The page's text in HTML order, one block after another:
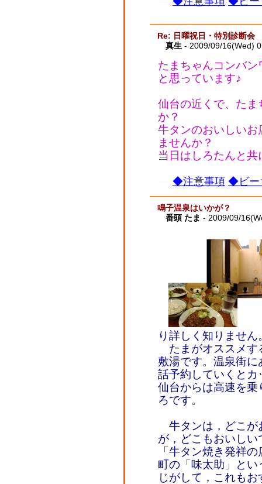
Re: 日曜祝日・特別診断会
真生 - 2009/09/16(Wed)
たまちゃんコンバ
と思っています♪
仙台の近くで、た
か？
牛タンのおいしい
ませんか？
当日はしろたんと共
◆注意事項 ◆ビー
鳴子温泉はいかが？
番頭 たま - 2009/09/
り詳しく知りません
たまがオススメす
敷湯です。温泉街
話予約していくと
仙台からは高速を
ろです。
牛タンは，どこが
が，どこもおいし
「牛タン焼き発祥
町の「味太助」と
じがして，これも